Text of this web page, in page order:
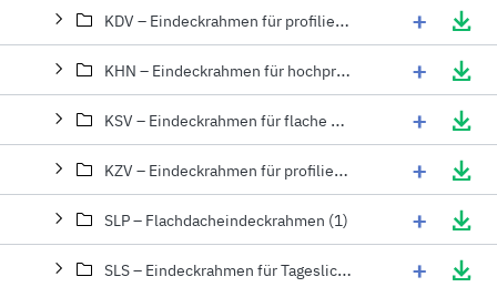
KDV – Eindeckrahmen für profilierte Eindeckmaterialien (22) +
KHN – Eindeckrahmen für hochprofilierte Eindeckmaterialien (2) +
KSV – Eindeckrahmen für flache Eindeckmaterialien (3) +
KZV – Eindeckrahmen für profilierte Eindeckmaterialien (6) +
SLP – Flachdacheindeckrahmen (1) +
SLS – Eindeckrahmen für Tageslicht-Spots (1) +